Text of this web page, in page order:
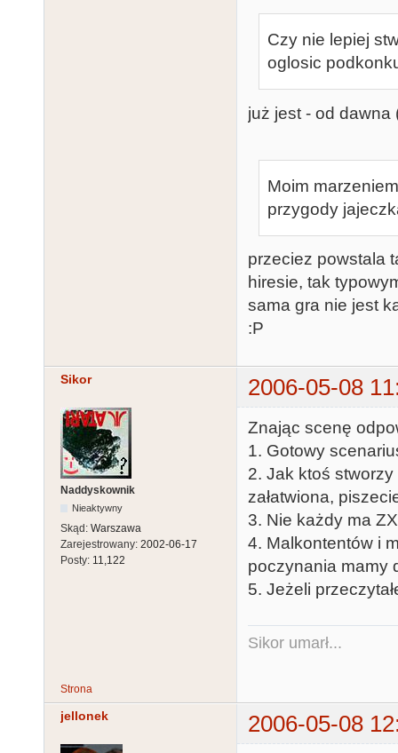
Czy nie lepiej
oglosic
już jest - od dawna
Moim
przygody
przeciez powstala
hiresie, tak
sama gra nie jest
:P
Sikor 2006-05-08
Naddyskownik
Nieaktywny
Skąd: Warszawa
Zarejestrowany: 2002-06-17
Posty: 11,122
Znając scenę
1. Gotowy
2. Jak ktoś
załatwiona,
3. Nie każdy ma
4. Malkontentów i
poczynania mamy
5. Jeżeli
Sikor umarł...
Strona
jellonek 2006-05-08